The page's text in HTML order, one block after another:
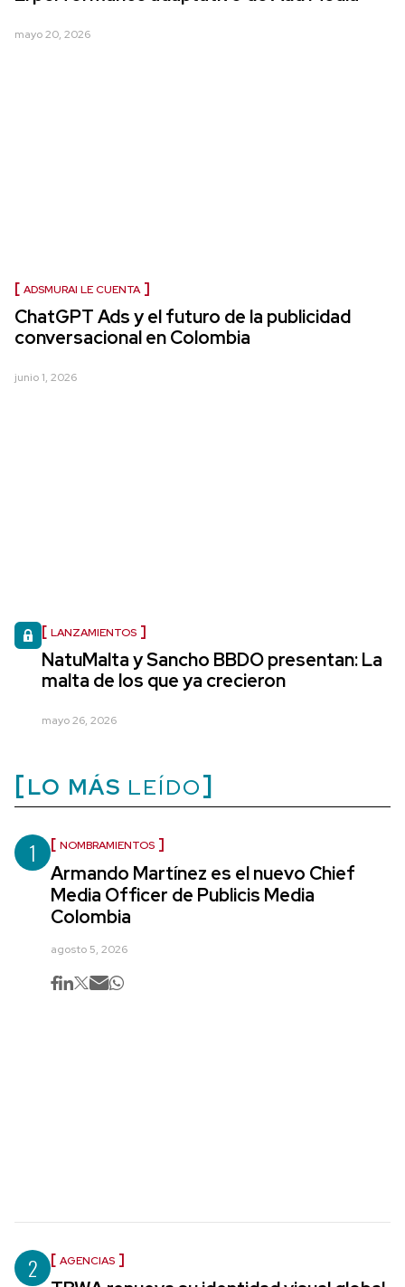
mayo 20, 2026
ADSMURAI LE CUENTA
ChatGPT Ads y el futuro de la publicidad
conversacional en Colombia
junio 1, 2026
LANZAMIENTOS
NatuMalta y Sancho BBDO presentan: La
malta de los que ya crecieron
mayo 26, 2026
LO MÁS LEÍDO
1 NOMBRAMIENTOS
Armando Martínez es el nuevo Chief
Media Officer de Publicis Media
Colombia
agosto 5, 2026
2 AGENCIAS